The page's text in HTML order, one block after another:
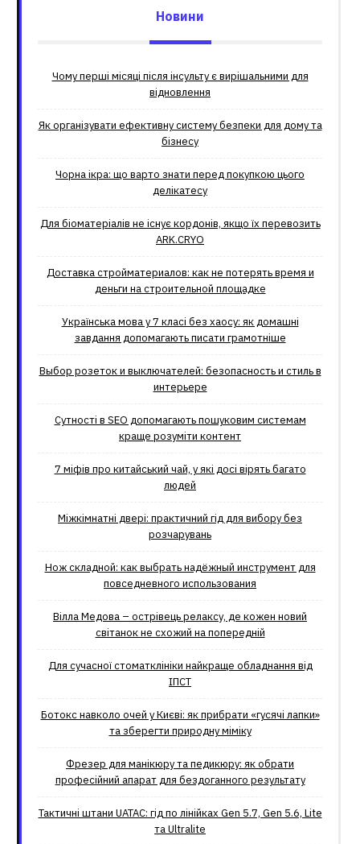
Новини
Чому перші місяці після інсульту є вирішальними для
відновлення
Як організувати ефективну систему безпеки для дому та
бізнесу
Чорна ікра: що варто знати перед покупкою цього
делікатесу
Для біоматеріалів не існує кордонів, якщо їх перевозить
ARK.CRYO
Доставка стройматериалов: как не потерять время и
деньги на строительной площадке
Українська мова у 7 класі без хаосу: як домашні
завдання допомагають писати грамотніше
Выбор розеток и выключателей: безопасность и стиль в
интерьере
Сутності в SEO допомагають пошуковим системам
краще розуміти контент
7 міфів про китайський чай, у які досі вірять багато
людей
Міжкімнатні двері: практичний гід для вибору без
розчарувань
Нож складной: как выбрать надёжный инструмент для
повседневного использования
Вілла Медова – острівець релаксу, де кожен новий
світанок не схожий на попередній
Для сучасної стоматклініки найкраще обладнання від
ІПСТ
Ботокс навколо очей у Києві: як прибрати «гусячі лапки»
та зберегти природну міміку
Фрезер для манікюру та педикюру: як обрати
професійний апарат для бездоганного результату
Тактичні штани UATAC: гід по лінійках Gen 5.7, Gen 5.6, Lite
та Ultralite